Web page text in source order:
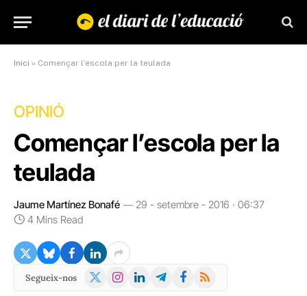
Inici » Començar l’escola per la teulada
OPINIÓ
Començar l’escola per la
teulada
Jaume Martínez Bonafé
29 - setembre - 2016 · 06:37
4 Mins Read
Segueix-nos
X
Instagram
LinkedInTelegramFacebook
RSS